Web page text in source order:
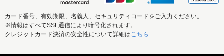
カード番号、有効期限、名義人、セキュリティコードをご入力ください。
※情報はすべてSSL通信により暗号化されます。
クレジットカード決済の安全性について詳細は こちら